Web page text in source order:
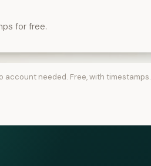
for free.
account needed. Free, with timestamps.